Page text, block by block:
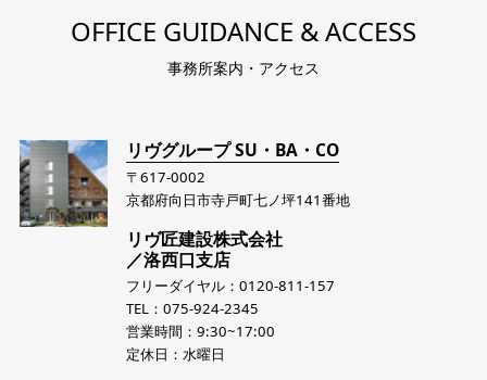
OFFICE GUIDANCE & ACCESS
事務所案内・アクセス
リヴグループ SU・BA・CO
〒617-0002
京都府向日市寺戸町七ノ坪141番地
リヴ匠建設株式会社
／洛西口支店
フリーダイヤル：0120-811-157
TEL：075-924-2345
営業時間：9:30~17:00
定休日：水曜日